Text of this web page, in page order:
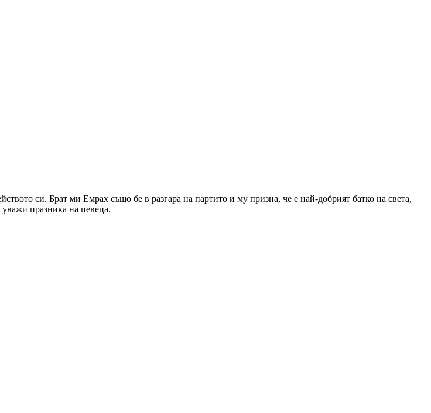
си. Брат ми Емрах също бе в разгара на партито и му призна, че е най-добрият батко на света,
празника на певеца.